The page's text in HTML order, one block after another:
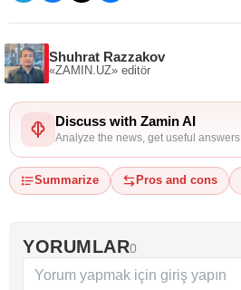
Shuhrat Razzakov
«ZAMIN.UZ» editör
Discuss with Zamin AI
Analyze the news, get useful answers
Summarize Pros and cons
YORUMLAR0